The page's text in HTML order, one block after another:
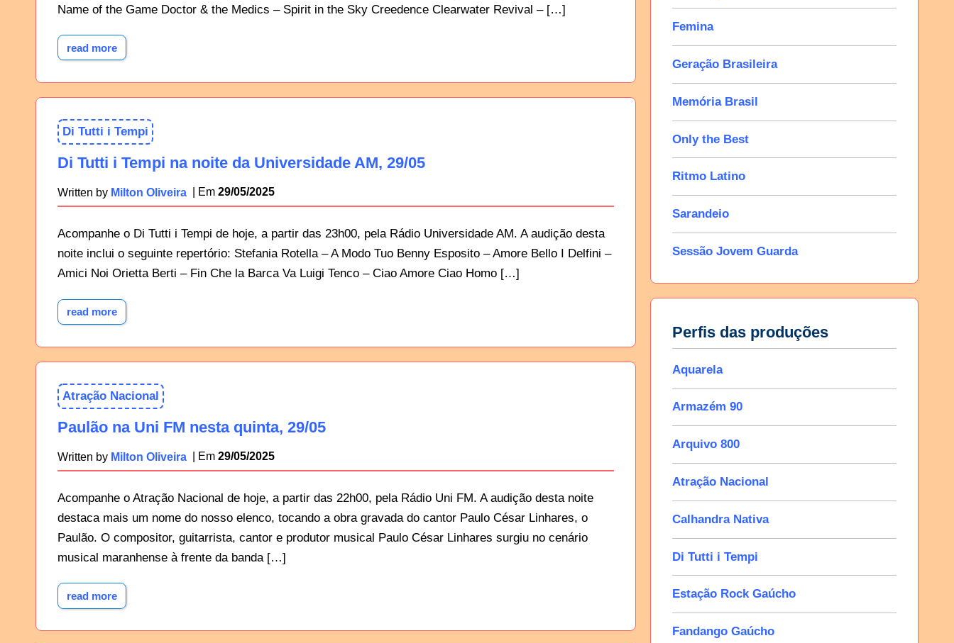
Name of the Game Doctor & the Medics – Spirit in the Sky Creedence Clearwater Revival – […]
read more
Di Tutti i Tempi
Di Tutti i Tempi na noite da Universidade AM, 29/05
Written by Milton Oliveira 29/05/2025
Acompanhe o Di Tutti i Tempi de hoje, a partir das 23h00, pela Rádio Universidade AM. A audição desta
noite inclui o seguinte repertório: Stefania Rotella – A Modo Tuo Benny Esposito – Amore Bello I Delfini –
Amici Noi Orietta Berti – Fin Che la Barca Va Luigi Tenco – Ciao Amore Ciao Homo […]
read more
Atração Nacional
Paulão na Uni FM nesta quinta, 29/05
Written by Milton Oliveira 29/05/2025
Acompanhe o Atração Nacional de hoje, a partir das 22h00, pela Rádio Uni FM. A audição desta noite
destaca mais um nome do nosso elenco, tocando a obra gravada do cantor Paulo César Linhares, o
Paulão. O compositor, guitarrista, cantor e produtor musical Paulo César Linhares surgiu no cenário
musical maranhense à frente da banda […]
read more
Femina
Geração Brasileira
Memória Brasil
Only the Best
Ritmo Latino
Sarandeio
Sessão Jovem Guarda
Perfis das produções
Aquarela
Armazém 90
Arquivo 800
Atração Nacional
Calhandra Nativa
Di Tutti i Tempi
Estação Rock Gaúcho
Fandango Gaúcho